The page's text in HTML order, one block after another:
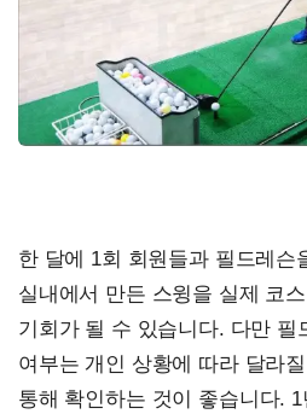
한 달에 1회 회원들과 필드레슨
실내에서 만든 스윙을 실제 코
기회가 될 수 있습니다. 다만 필
여부는 개인 상황에 따라 달라
통해 확인하는 것이 좋습니다.